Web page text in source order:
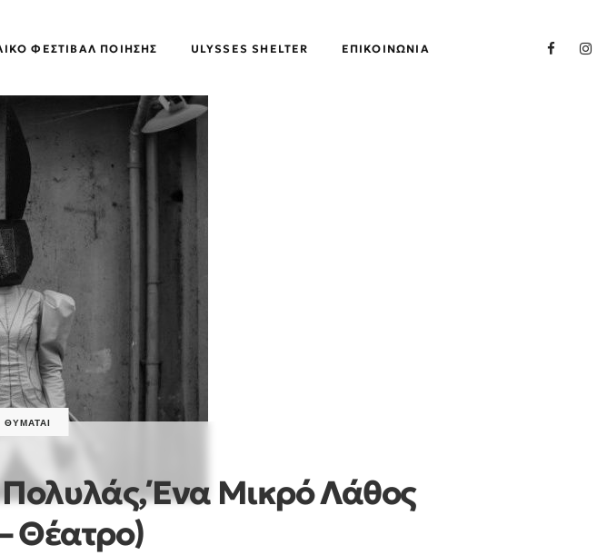
ΦΕΣΤΙΒΆΛ ΠΟΊΗΣΗΣ ULYSSES SHELTER ΕΠΙΚΟΙΝΩΝΊΑ
ΘΥΜΆΤΑΙ
Ένα Μικρό Λάθος
Θέατρο)